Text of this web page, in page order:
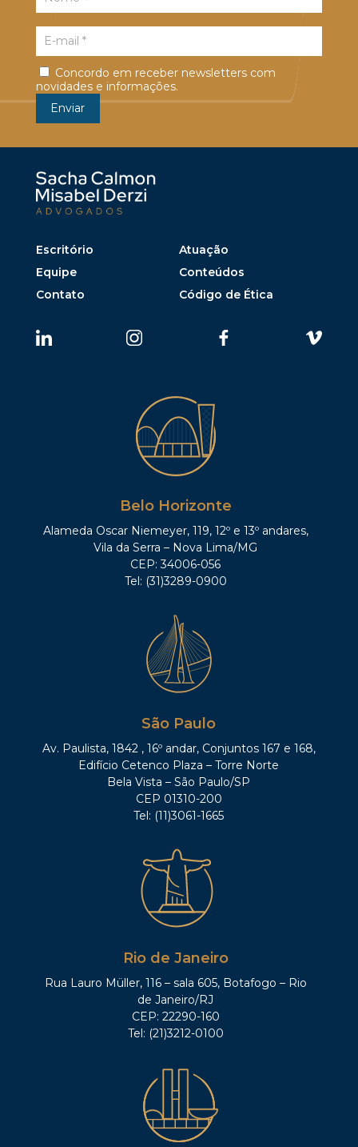
Concordo em receber newsletters com
novidades e informações.
Escritório
Atuação
Equipe
Conteúdos
Contato
Código de Ética
Belo Horizonte
Alameda Oscar Niemeyer, 119, 12º e 13º andares,
Vila da Serra – Nova Lima/MG
CEP: 34006-056
Tel: (31)3289-0900
São Paulo
Av. Paulista, 1842 , 16º andar, Conjuntos 167 e 168,
Edifício Cetenco Plaza – Torre Norte
Bela Vista – São Paulo/SP
CEP 01310-200
Tel: (11)3061-1665
Rio de Janeiro
Rua Lauro Müller, 116 – sala 605, Botafogo – Rio
de Janeiro/RJ
CEP: 22290-160
Tel: (21)3212-0100